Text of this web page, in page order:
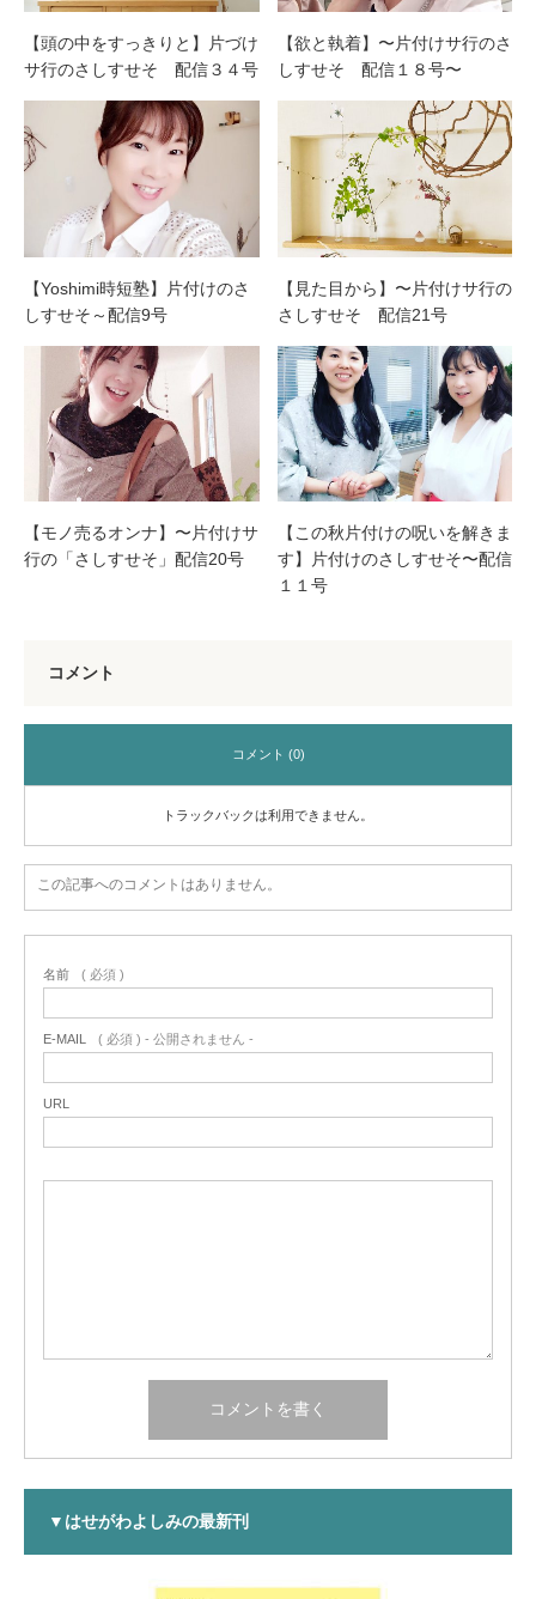
【頭の中をすっきりと】片づけ
サ行のさしすせそ 配信３４号
【欲と執着】〜片付けサ行のさ
しすせそ 配信１８号〜
【Yoshimi時短塾】片付けのさ
しすせそ～配信9号
【見た目から】〜片付けサ行の
さしすせそ 配信21号
【モノ売るオンナ】〜片付けサ
行の「さしすせそ」配信20号
【この秋片付けの呪いを解きま
す】片付けのさしすせそ〜配信
１１号
コメント
コメント (0)
トラックバックは利用できません。
この記事へのコメントはありません。
名前 ( 必須 )
E-MAIL ( 必須 ) - 公開されません -
URL
▼はせがわよしみの最新刊